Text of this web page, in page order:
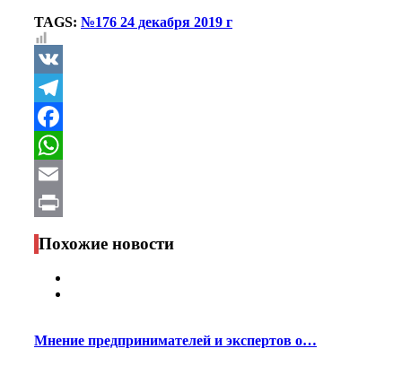
TAGS: №176 24 декабря 2019 г
VK
Telegram
Facebook
WhatsApp
Email
Print
Похожие новости
Мнение предпринимателей и экспертов о…